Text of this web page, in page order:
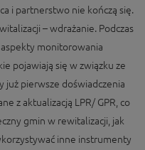
i partnerstwo nie kończą się.
– wdrażanie. Podczas
monitorowania
pojawiają się w związku ze
już pierwsze doświadczenia
z aktualizacją LPR/ GPR, co
gmin w rewitalizacji, jak
inne instrumenty